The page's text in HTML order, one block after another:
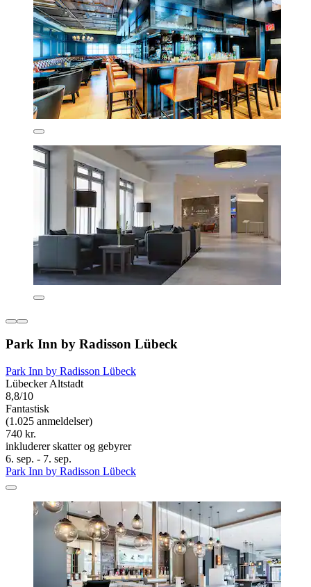
Park Inn by Radisson Lübeck
Park Inn by Radisson Lübeck
Lübecker Altstadt
8,8/10
Fantastisk
(1.025 anmeldelser)
740 kr.
inkluderer skatter og gebyrer
6. sep. - 7. sep.
Park Inn by Radisson Lübeck